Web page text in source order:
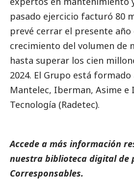
pasado ejercicio facturó 80
prevé cerrar el presente año
crecimiento del volumen de
hasta superar los cien
2024. El Grupo está
Mantelec, Iberman, Asime e
Tecnología (Radetec).
Accede a más información
nuestra biblioteca digital de
Corresponsables.